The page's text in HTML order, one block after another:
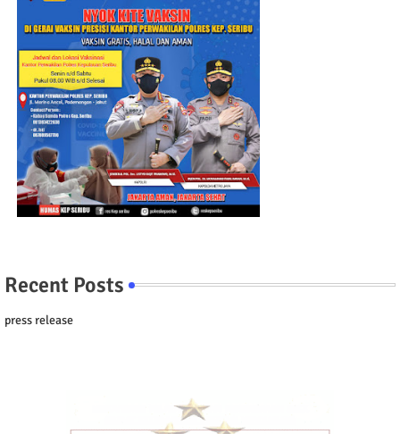
Recent Posts
press release